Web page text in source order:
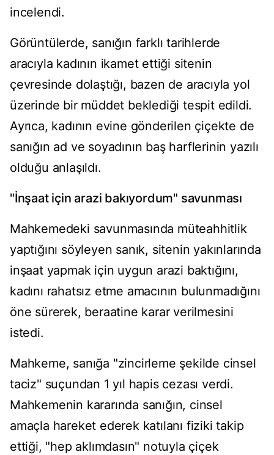
incelendi.
Görüntülerde, sanığın farklı tarihlerde
aracıyla kadının ikamet ettiği sitenin
çevresinde dolaştığı, bazen de aracıyla yol
üzerinde bir müddet beklediği tespit edildi.
Ayrıca, kadının evine gönderilen çiçekte de
sanığın ad ve soyadının baş harflerinin yazılı
olduğu anlaşıldı.
"İnşaat için arazi bakıyordum" savunması
Mahkemedeki savunmasında müteahhitlik
yaptığını söyleyen sanık, sitenin yakınlarında
inşaat yapmak için uygun arazi baktığını,
kadını rahatsız etme amacının bulunmadığını
öne sürerek, beraatine karar verilmesini
istedi.
Mahkeme, sanığa "zincirleme şekilde cinsel
taciz" suçundan 1 yıl hapis cezası verdi.
Mahkemenin kararında sanığın, cinsel
amaçla hareket ederek katılanı fiziki takip
ettiği, "hep aklımdasın" notuyla çiçek